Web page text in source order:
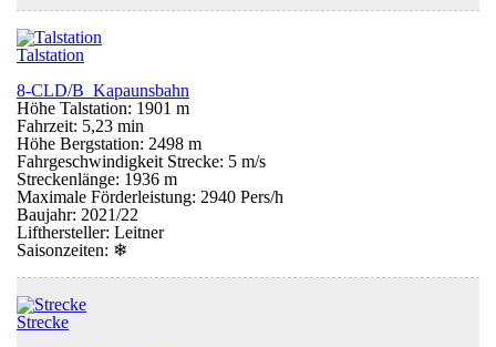
Talstation
8-CLD/B Kapaunsbahn
Höhe Talstation: 1901 m
Fahrzeit: 5,23 min
Höhe Bergstation: 2498 m
Fahrgeschwindigkeit Strecke: 5 m/s
Streckenlänge: 1936 m
Maximale Förderleistung: 2940 Pers/h
Baujahr: 2021/22
Lifthersteller: Leitner
Saisonzeiten: ❄
Strecke